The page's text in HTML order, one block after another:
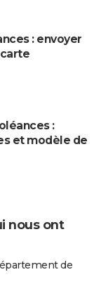
: envoyer
:
et modèle de
nous ont
de